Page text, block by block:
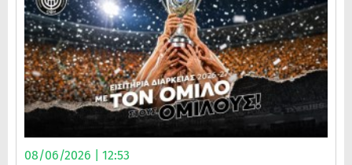
08/06/2026 | 12:53